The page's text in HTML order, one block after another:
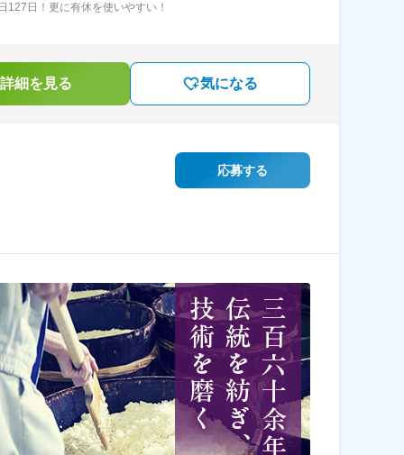
127日！更に有休を使いやすい！
細を見る 気になる
応募する